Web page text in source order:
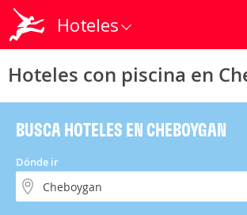
Hoteles
Hoteles con piscina en
BUSCA HOTELES EN CHEBOYGAN
Dónde ir